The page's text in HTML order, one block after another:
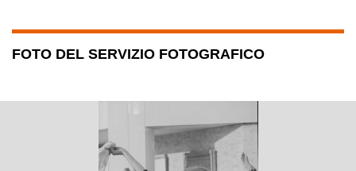
FOTO DEL SERVIZIO FOTOGRAFICO